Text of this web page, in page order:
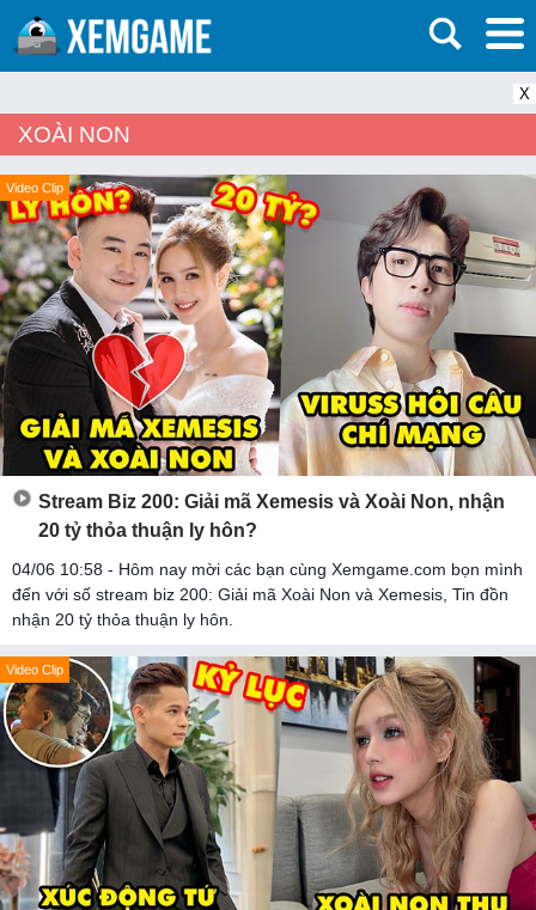
X
XOÀI NON
Video Clip
Stream Biz 200: Giải mã Xemesis và Xoài Non, nhận
20 tỷ thỏa thuận ly hôn?
04/06 10:58 - Hôm nay mời các bạn cùng Xemgame.com bọn mình
đến với số stream biz 200: Giải mã Xoài Non và Xemesis, Tin đồn
nhận 20 tỷ thỏa thuận ly hôn.
Video Clip